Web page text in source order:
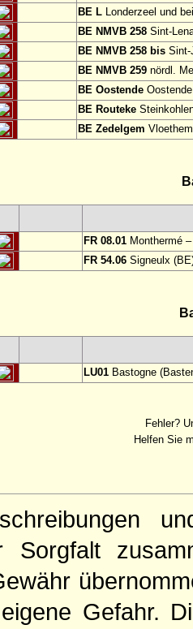
BE L Londerzeel und
BE NMVB 258 Sint-
BE NMVB 258 bis Sint-
BE NMVB 259 nördl.
BE Oostende
BE Routeke
BE Zedelgem
FR 08.01 Monthermé
FR 54.06 Signeulx
LU01 Bastogne
Fehler?
Helfen Sie
Sorgfalt
Gefahr.